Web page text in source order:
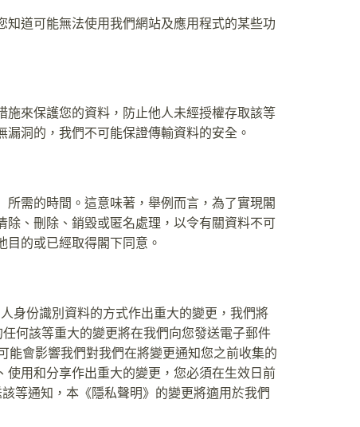
道可能無法使用我們網站及應用程式的某些功
來保護您的資料，防止他人未經授權存取該等
洞的，我們不可能保證傳輸資料的安全。
需的時間。這意味著，舉例而言，為了實現閣
、刪除、銷毀或匿名處理，以令有關資料不可
的或已經取得閣下同意。
身份識別資料的方式作出重大的變更，我們將
何該等重大的變更將在我們向您發送電子郵件
能會影響我們對我們在將變更通知您之前收集的
用和分享作出重大的變更，您必須在生效日前
等通知，本《隱私聲明》的變更將適用於我們